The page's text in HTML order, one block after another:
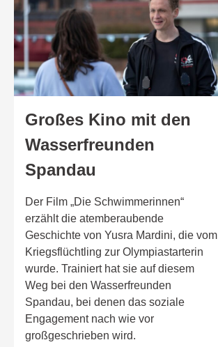
Großes Kino mit den
Wasserfreunden
Spandau
Der Film „Die Schwimmerinnen“
erzählt die atemberaubende
Geschichte von Yusra Mardini, die vom
Kriegsflüchtling zur Olympiastarterin
wurde. Trainiert hat sie auf diesem
Weg bei den Wasserfreunden
Spandau, bei denen das soziale
Engagement nach wie vor
großgeschrieben wird.